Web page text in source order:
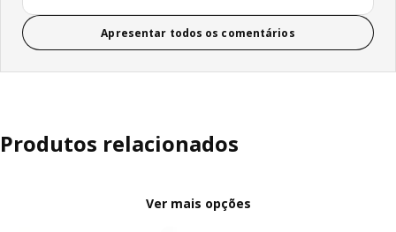
Apresentar todos os comentários
Produtos relacionados
Ver mais opções